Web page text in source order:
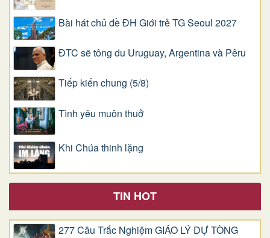
Bài hát chủ đề ĐH Giới trẻ TG Seoul 2027
ĐTC sẽ tông du Uruguay, Argentina và Pêru
Tiếp kiến chung (5/8)
Tình yêu muôn thuở
Khi Chúa thinh lặng
TIN HOT
277 Câu Trắc Nghiệm GIÁO LÝ DỰ TÒNG